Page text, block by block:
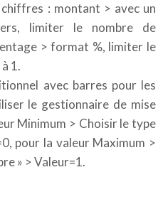
: montant > avec un
limiter le nombre de
> format %, limiter le
1.
avec barres pour les
le gestionnaire de mise
Minimum > Choisir le type
pour la valeur Maximum >
» > Valeur=1.